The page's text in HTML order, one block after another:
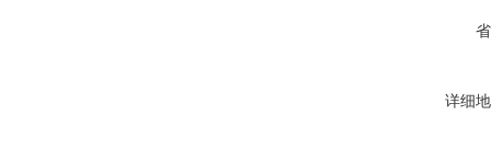
详细